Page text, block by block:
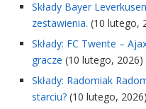
Składy Bayer
zestawienia. (10 lutego,
Składy: FC Twente –
gracze (10 lutego, 2026)
Składy: Radomiak
starciu? (10 lutego, 2026)